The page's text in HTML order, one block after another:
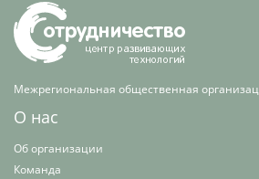
Межрегиональная общественная
О нас
Об организации
Команда